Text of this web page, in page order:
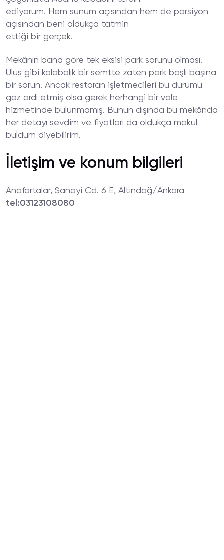
ediyorum. Hem sunum açısından hem de porsiyon
açısından beni oldukça tatmin
ettiği bir gerçek.
Mekânın bana göre tek eksisi park sorunu olması.
Ulus gibi kalabalık bir semtte zaten park başlı başına
bir sorun. Ancak restoran işletmecileri bu durumu
göz ardı etmiş olsa gerek herhangi bir vale
hizmetinde bulunmamış. Bunun dışında bu mekânda
her detayı sevdim ve fiyatları da oldukça makul
buldum diyebilirim.
İletişim ve konum bilgileri
Anafartalar, Sanayi Cd. 6 E, Altındağ/Ankara
tel:03123108080